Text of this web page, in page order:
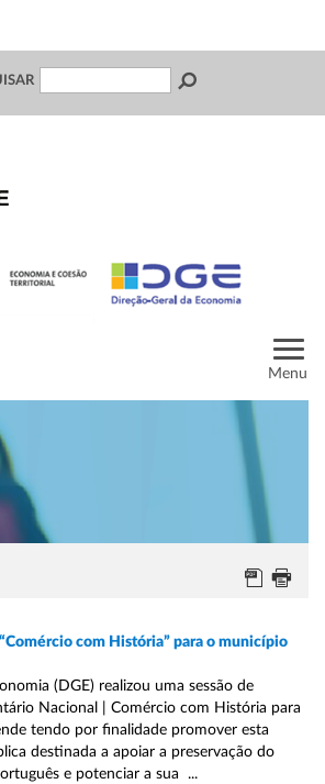
Menu
com História” para o município
(DGE) realizou uma sessão de
Nacional | Comércio com História para
tendo por finalidade promover esta
destinada a apoiar a preservação do
e potenciar a sua ...